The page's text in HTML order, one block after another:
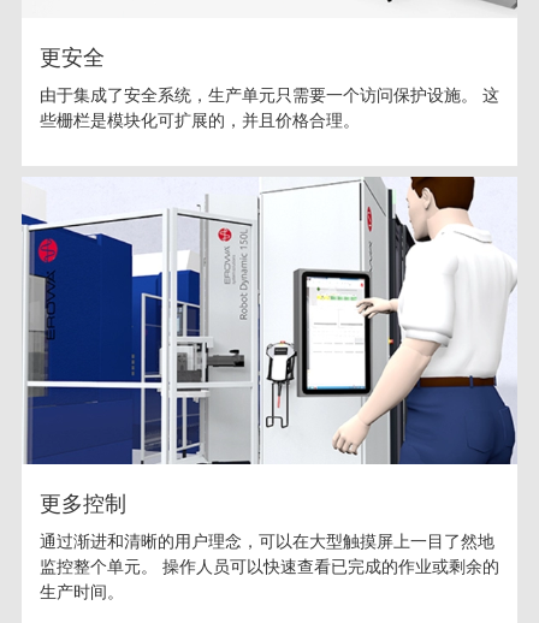
更安全
由于集成了安全系统，生产单元只需要一个访问保护设施。 这
些栅栏是模块化可扩展的，并且价格合理。
更多控制
通过渐进和清晰的用户理念，可以在大型触摸屏上一目了然地
监控整个单元。 操作人员可以快速查看已完成的作业或剩余的
生产时间。